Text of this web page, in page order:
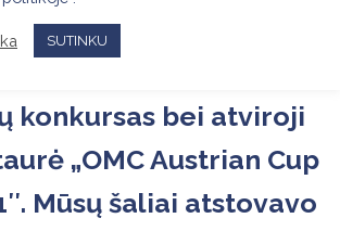
vyko
konkursas bei atviroji
„OMC Austrian Cup
Mūsų šaliai atstovavo
SUTINKU